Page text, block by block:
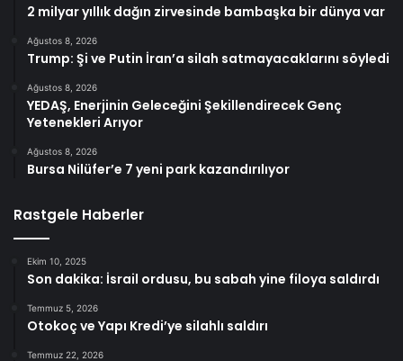
2 milyar yıllık dağın zirvesinde bambaşka bir dünya var
Ağustos 8, 2026
Trump: Şi ve Putin İran’a silah satmayacaklarını söyledi
Ağustos 8, 2026
YEDAŞ, Enerjinin Geleceğini Şekillendirecek Genç
Yetenekleri Arıyor
Ağustos 8, 2026
Bursa Nilüfer’e 7 yeni park kazandırılıyor
Rastgele Haberler
Ekim 10, 2025
Son dakika: İsrail ordusu, bu sabah yine filoya saldırdı
Temmuz 5, 2026
Otokoç ve Yapı Kredi’ye silahlı saldırı
Temmuz 22, 2026